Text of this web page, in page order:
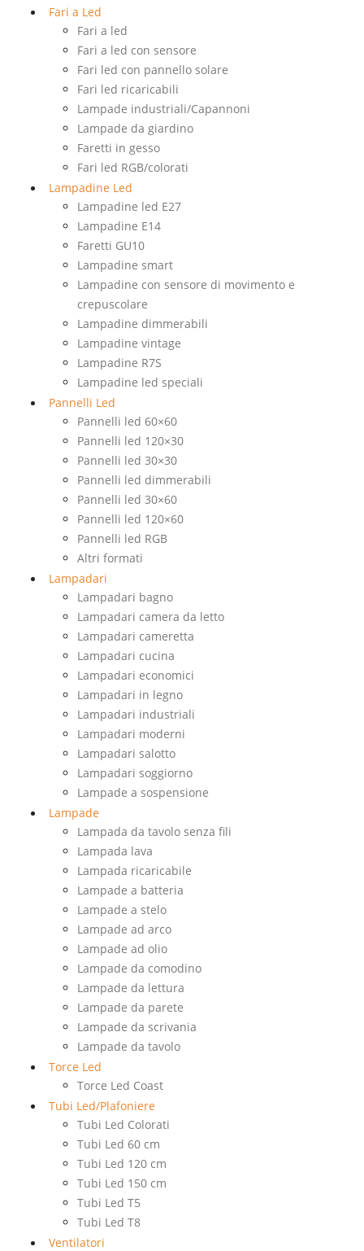
Fari a Led
Fari a led
Fari a led con sensore
Fari led con pannello solare
Fari led ricaricabili
Lampade industriali/Capannoni
Lampade da giardino
Faretti in gesso
Fari led RGB/colorati
Lampadine Led
Lampadine led E27
Lampadine E14
Faretti GU10
Lampadine smart
Lampadine con sensore di movimento e
crepuscolare
Lampadine dimmerabili
Lampadine vintage
Lampadine R7S
Lampadine led speciali
Pannelli Led
Pannelli led 60×60
Pannelli led 120×30
Pannelli led 30×30
Pannelli led dimmerabili
Pannelli led 30×60
Pannelli led 120×60
Pannelli led RGB
Altri formati
Lampadari
Lampadari bagno
Lampadari camera da letto
Lampadari cameretta
Lampadari cucina
Lampadari economici
Lampadari in legno
Lampadari industriali
Lampadari moderni
Lampadari salotto
Lampadari soggiorno
Lampade a sospensione
Lampade
Lampada da tavolo senza fili
Lampada lava
Lampada ricaricabile
Lampade a batteria
Lampade a stelo
Lampade ad arco
Lampade ad olio
Lampade da comodino
Lampade da lettura
Lampade da parete
Lampade da scrivania
Lampade da tavolo
Torce Led
Torce Led Coast
Tubi Led/Plafoniere
Tubi Led Colorati
Tubi Led 60 cm
Tubi Led 120 cm
Tubi Led 150 cm
Tubi Led T5
Tubi Led T8
Ventilatori